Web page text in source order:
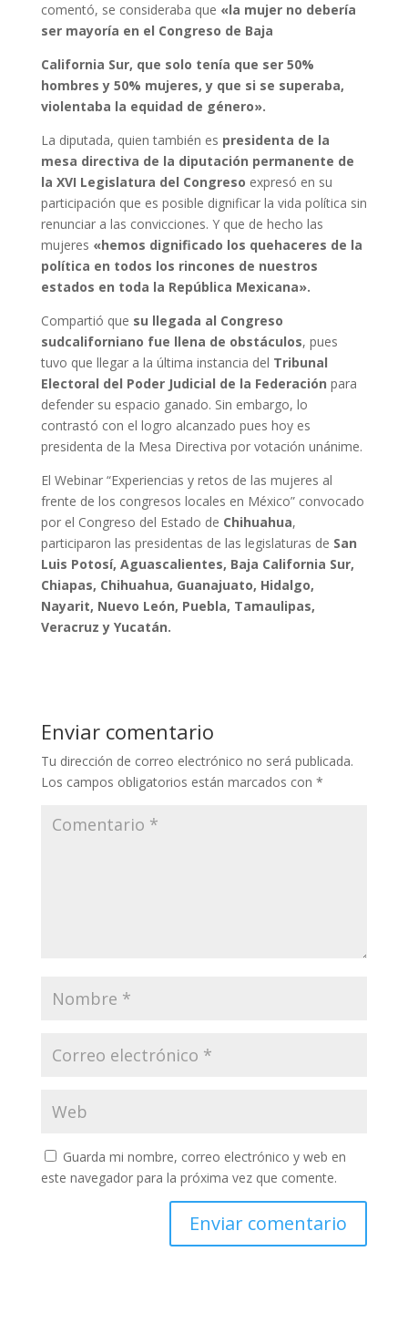
comentó, se consideraba que «la mujer no debería
ser mayoría en el Congreso de Baja
California Sur, que solo tenía que ser 50%
hombres y 50% mujeres, y que si se superaba,
violentaba la equidad de género».
La diputada, quien también es presidenta de la
mesa directiva de la diputación permanente de
la XVI Legislatura del Congreso expresó en su
participación que es posible dignificar la vida política sin
renunciar a las convicciones. Y que de hecho las
mujeres «hemos dignificado los quehaceres de la
política en todos los rincones de nuestros
estados en toda la República Mexicana».
Compartió que su llegada al Congreso
sudcaliforniano fue llena de obstáculos, pues
tuvo que llegar a la última instancia del Tribunal
Electoral del Poder Judicial de la Federación para
defender su espacio ganado. Sin embargo, lo
contrastó con el logro alcanzado pues hoy es
presidenta de la Mesa Directiva por votación unánime.
El Webinar “Experiencias y retos de las mujeres al
frente de los congresos locales en México” convocado
por el Congreso del Estado de Chihuahua,
participaron las presidentas de las legislaturas de San
Luis Potosí, Aguascalientes, Baja California Sur,
Chiapas, Chihuahua, Guanajuato, Hidalgo,
Nayarit, Nuevo León, Puebla, Tamaulipas,
Veracruz y Yucatán.
Enviar comentario
Tu dirección de correo electrónico no será publicada.
Los campos obligatorios están marcados con *
Guarda mi nombre, correo electrónico y web en
este navegador para la próxima vez que comente.